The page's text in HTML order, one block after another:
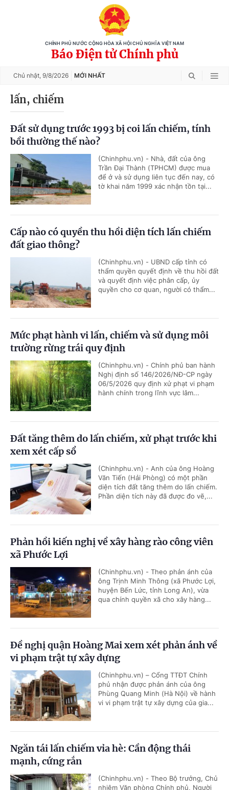
CHÍNH PHỦ NƯỚC CỘNG HÒA XÃ HỘI CHỦ NGHĨA VIỆT NAM
Báo Điện tử Chính phủ
Chủ nhật, 9/8/2026 MỚI NHẤT
lấn, chiếm
Đất sử dụng trước 1993 bị coi lấn chiếm, tính
bồi thường thế nào?
(Chinhphu.vn) - Nhà, đất của ông
Trần Đại Thành (TPHCM) được mua
để ở và sử dụng liên tục đến nay, có
tờ khai năm 1999 xác nhận tồn tại...
Cấp nào có quyền thu hồi diện tích lấn chiếm
đất giao thông?
(Chinhphu.vn) - UBND cấp tỉnh có
thẩm quyền quyết định về thu hồi đất
và quyết định việc phân cấp, ủy
quyền cho cơ quan, người có thẩm...
Mức phạt hành vi lấn, chiếm và sử dụng môi
trường rừng trái quy định
(Chinhphu.vn) - Chính phủ ban hành
Nghị định số 146/2026/NĐ-CP ngày
06/5/2026 quy định xử phạt vi phạm
hành chính trong lĩnh vực lâm...
Đất tăng thêm do lấn chiếm, xử phạt trước khi
xem xét cấp sổ
(Chinhphu.vn) - Anh của ông Hoàng
Văn Tiến (Hải Phòng) có một phần
diện tích đất tăng thêm do lấn chiếm.
Phần diện tích này đã được đo vẽ,...
Phản hồi kiến nghị về xây hàng rào công viên
xã Phước Lợi
(Chinhphu.vn) - Theo phản ánh của
ông Trịnh Minh Thông (xã Phước Lợi,
huyện Bến Lức, tỉnh Long An), vừa
qua chính quyền xã cho xây hàng...
Đề nghị quận Hoàng Mai xem xét phản ánh về
vi phạm trật tự xây dựng
(Chinhphu.vn) – Cổng TTĐT Chính
phủ nhận được phản ánh của ông
Phùng Quang Minh (Hà Nội) về hành
vi vi phạm trật tự xây dựng của gia...
Ngăn tái lấn chiếm vỉa hè: Cần động thái
mạnh, cứng rắn
(Chinhphu.vn) - Theo Bộ trưởng, Chủ
nhiệm Văn phòng Chính phủ, Người